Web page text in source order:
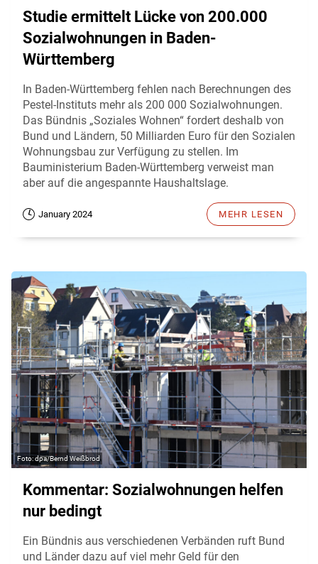
Studie ermittelt Lücke von 200.000
Sozialwohnungen in Baden-
Württemberg
In Baden-Württemberg fehlen nach Berechnungen des
Pestel-Instituts mehr als 200 000 Sozialwohnungen.
Das Bündnis „Soziales Wohnen“ fordert deshalb von
Bund und Ländern, 50 Milliarden Euro für den Sozialen
Wohnungsbau zur Verfügung zu stellen. Im
Bauministerium Baden-Württemberg verweist man
aber auf die angespannte Haushaltslage.
January 2024 MEHR LESEN
dpa/Bernd Weißbrod
Kommentar: Sozialwohnungen helfen
nur bedingt
Ein Bündnis aus verschiedenen Verbänden ruft Bund
und Länder dazu auf viel mehr Geld für den